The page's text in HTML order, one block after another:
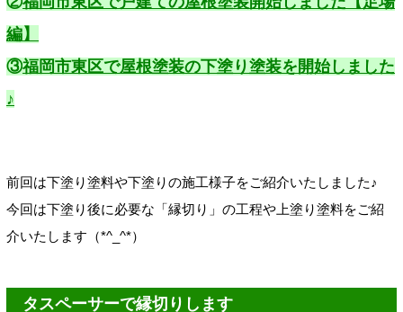
編】
③福岡市東区で屋根塗装の下塗り塗装を開始しました
♪
前回は下塗り塗料や下塗りの施工様子をご紹介いたしました♪
今回は下塗り後に必要な「縁切り」の工程や上塗り塗料をご紹
介いたします（*^_^*）
タスペーサーで縁切りします